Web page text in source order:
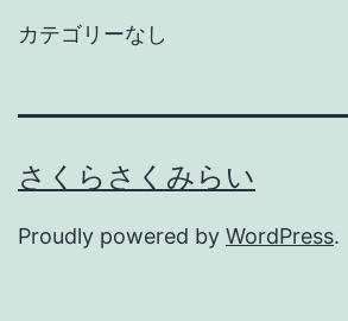
カテゴリーなし
さくらさくみらい
Proudly powered by WordPress.